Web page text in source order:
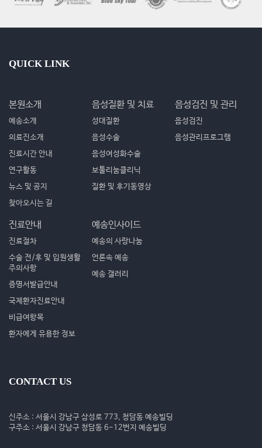
QUICK LINK
본원소개
예송소개
의료진소개
진료시간 안내
연구활동
뉴스 및 공지
찾아오시는 길
음성질환 및 치료
성대질환
음성수술
음성여성화수술
보툴리눔클리닉
질환 및 후기동영상
음성검진 및 관리
음성검진
음성관리프로그램
진료안내
진료절차
수술 전/후 및 입원생활
주의사항
증명서발급안내
국제환자진료안내
비급여항목
환자에게 유용한 정보
예송인사이드
예송의 사랑나눔
언론속 예송
예송 갤러리
CONTACT US
신주소 : 서울시 강남구 삼성로 773, 청담동 예송빌딩
구주소 : 서울시 강남구 청담동 6-12번지 예송빌딩